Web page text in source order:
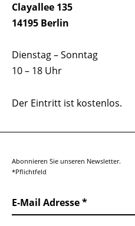
Clayallee 135
14195 Berlin
Dienstag – Sonntag
10 – 18 Uhr
Der Eintritt ist kostenlos.
Abonnieren Sie unseren Newsletter.
*Pflichtfeld
E-Mail Adresse